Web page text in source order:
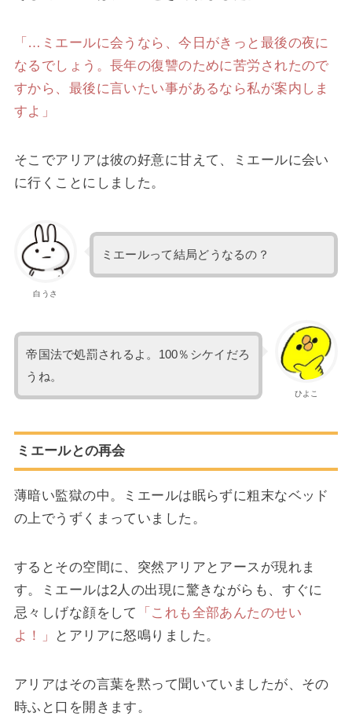
「…ミエールに会うなら、今日がきっと最後の夜に
なるでしょう。長年の復讐のために苦労されたので
すから、最後に言いたい事があるなら私が案内しま
すよ」
そこでアリアは彼の好意に甘えて、ミエールに会い
に行くことにしました。
白うさ
ミエールって結局どうなるの？
ひよこ
帝国法で処罰されるよ。100％シケイだろ
うね。
ミエールとの再会
薄暗い監獄の中。ミエールは眠らずに粗末なベッド
の上でうずくまっていました。
するとその空間に、突然アリアとアースが現れま
す。ミエールは2人の出現に驚きながらも、すぐに
忌々しげな顔をして
「これも全部あんたのせい
よ！」
とアリアに怒鳴りました。
アリアはその言葉を黙って聞いていましたが、その
時ふと口を開きます。